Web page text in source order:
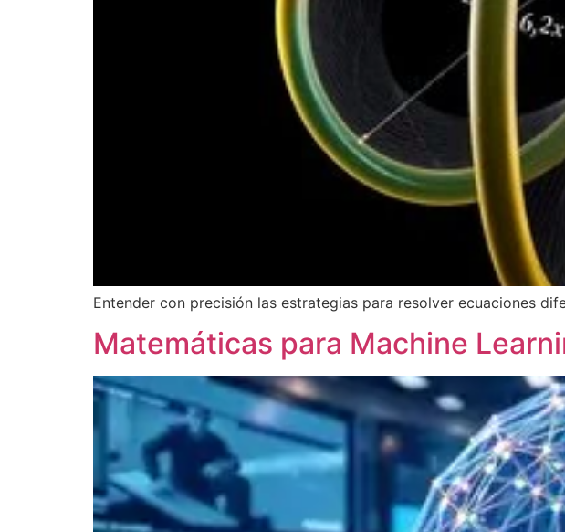
Entender con precisión las estrategias para resolver ecuaciones
Matemáticas para Machine